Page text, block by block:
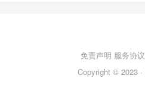
免责声明 服务协议
Copyright © 2023 ·